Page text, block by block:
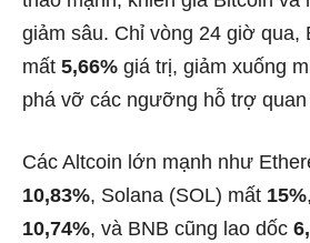
giảm sâu. Chỉ vòng 24 giờ qua,
mất 5,66% giá trị, giảm xuống
phá vỡ các ngưỡng hỗ trợ quan
Các Altcoin lớn mạnh như
10,83%, Solana (SOL) mất 15%
10,74%, và BNB cũng lao dốc